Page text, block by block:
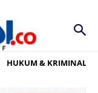
HUKUM & KRIMINAL